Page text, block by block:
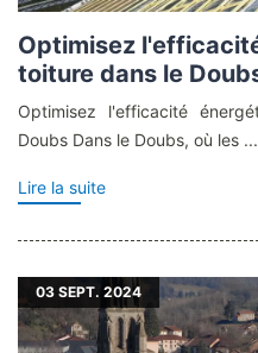
Optimisez
toiture dans le
Optimisez l'efficacité
Doubs Dans le Doubs, où les ...
Lire la suite
03 SEPT. 2024